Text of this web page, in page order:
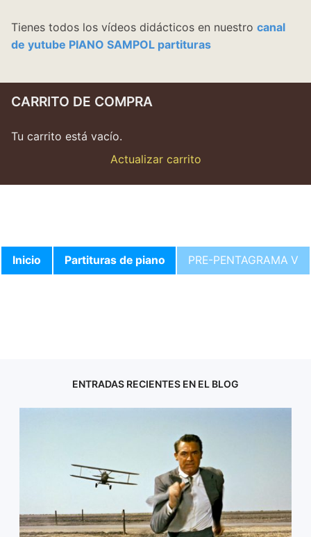
Tienes todos los vídeos didácticos en nuestro canal
de yutube PIANO SAMPOL partituras
CARRITO DE COMPRA
Tu carrito está vacío.
Actualizar carrito
Inicio Partituras de piano PRE-PENTAGRAMA V
ENTRADAS RECIENTES EN EL BLOG